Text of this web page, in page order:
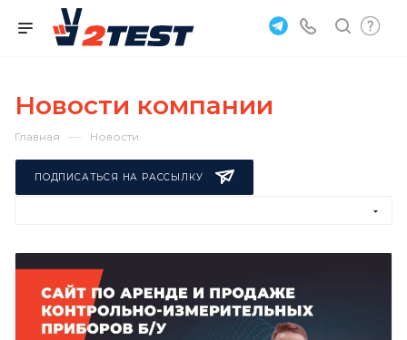
Новости компании
Главная — Новости
ПОДПИСАТЬСЯ НА РАССЫЛКУ